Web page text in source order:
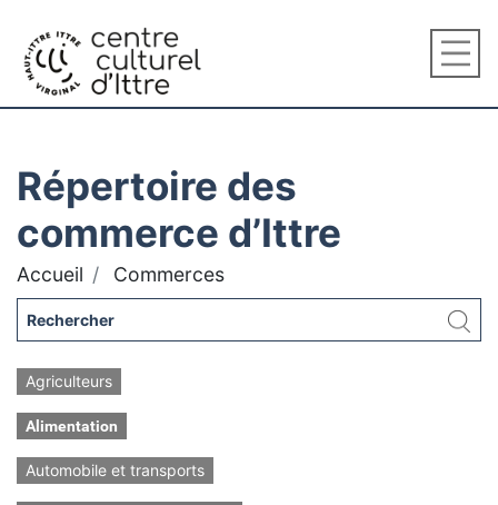
Répertoire des
commerce d’Ittre
Accueil Commerces
Agriculteurs
Alimentation
Automobile et transports